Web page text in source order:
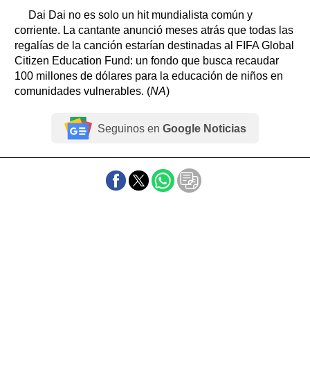
Dai Dai no es solo un hit mundialista común y
corriente. La cantante anunció meses atrás que todas las
regalías de la canción estarían destinadas al FIFA Global
Citizen Education Fund: un fondo que busca recaudar
100 millones de dólares para la educación de niños en
comunidades vulnerables. (NA)
Seguinos en Google Noticias